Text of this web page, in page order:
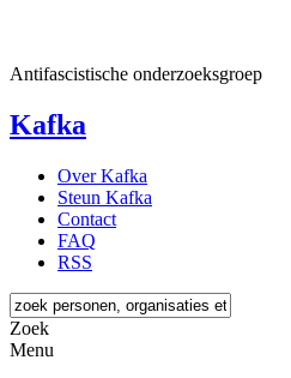
Antifascistische onderzoeksgroep
Kafka
Over Kafka
Steun Kafka
Contact
FAQ
RSS
Zoek
Menu